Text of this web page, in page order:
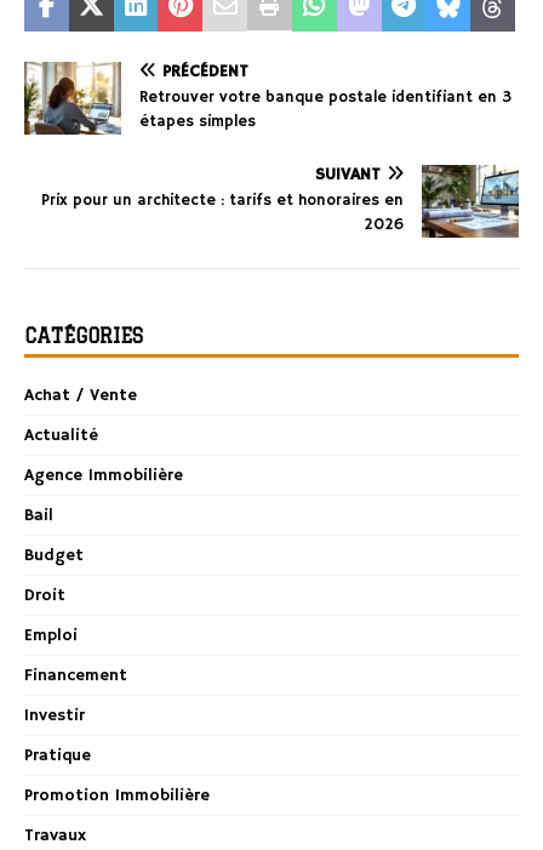
PRÉCÉDENT
Retrouver votre banque postale identifiant en 3
étapes simples
SUIVANT
Prix pour un architecte : tarifs et honoraires en
2026
CATÉGORIES
Achat / Vente
Actualité
Agence Immobilière
Bail
Budget
Droit
Emploi
Financement
Investir
Pratique
Promotion Immobilière
Travaux